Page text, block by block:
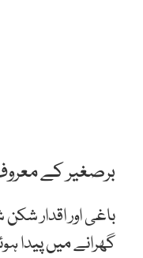
برصغیر کے معروف شاعر جون
گھرانے میں پیدا